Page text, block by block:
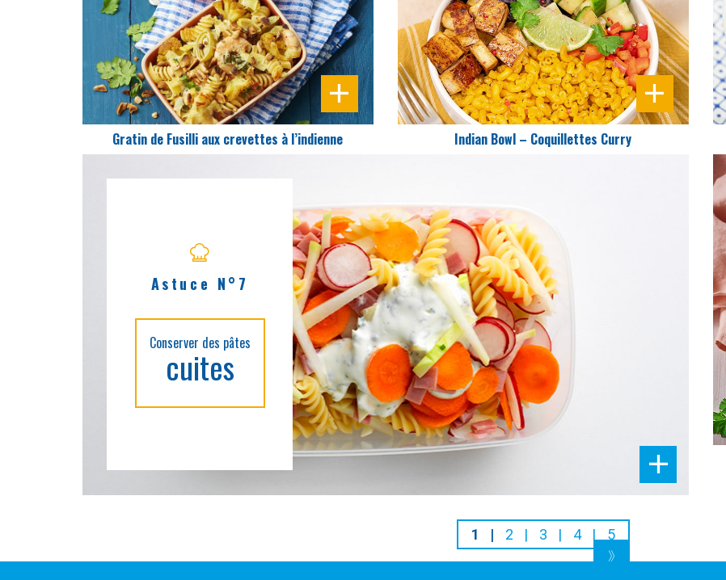
PRÉPARATION
15 Min
Gratin de Fusilli aux crevettes à l’indienne
PRÉPARATION
25 Min
Indian Bowl – Coquillettes Curry
Astuce N°7
Conserver des pâtes
cuites
1 2 3 4 5